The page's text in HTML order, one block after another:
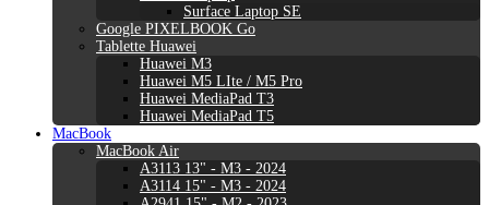
Surface Laptop SE
Google PIXELBOOK Go
Tablette Huawei
Huawei M3
Huawei M5 LIte / M5 Pro
Huawei MediaPad T3
Huawei MediaPad T5
MacBook
MacBook Air
A3113 13" - M3 - 2024
A3114 15" - M3 - 2024